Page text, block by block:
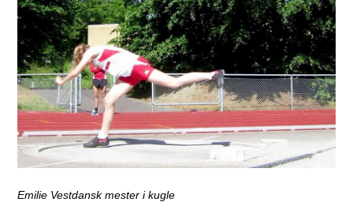
Emilie Vestdansk mester i kugle